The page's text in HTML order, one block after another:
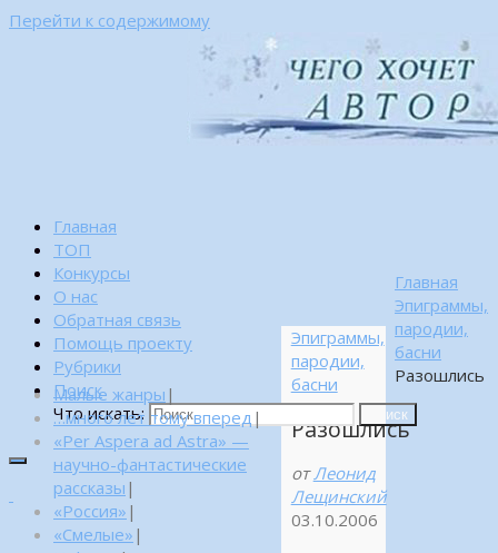
Перейти к содержимому
Главная
ТОП
Конкурсы
О нас
Обратная связь
Помощь проекту
Рубрики
Поиск
Что искать:
Поиск
Главная
Эпиграммы,
пародии,
басни
Разошлись
Эпиграммы,
пародии,
басни
Разошлись
от Леонид
Лещинский
03.10.2006
Малые жанры |
…много лет тому вперед |
«Per Aspera ad Astra» —
научно-фантастические
рассказы |
«Россия» |
«Смелые» |